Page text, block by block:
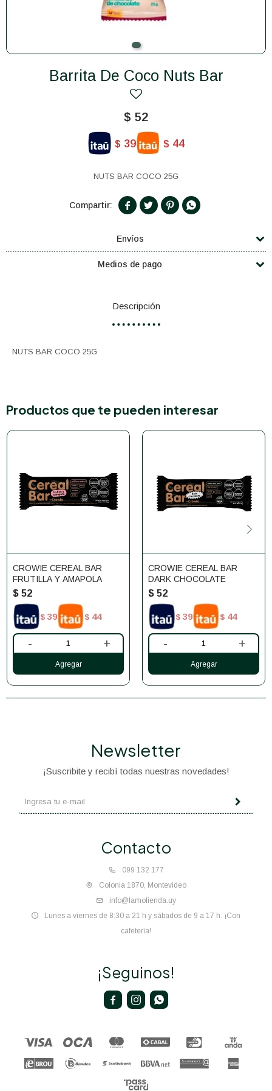
Barrita De Coco Nuts Bar
$ 52
$ 39 $ 44
NUTS BAR COCO 25G
   
Envíos
Medios de pago
Descripción
NUTS BAR COCO 25G
Productos que te pueden interesar
CROWIE CEREAL BAR
FRUTILLA Y AMAPOLA
$ 52
$ 39 $ 44
- +
CROWIE CEREAL BAR
DARK CHOCOLATE
$ 52
$ 39 $ 44
- +
Contacto
099 132 177
Colonia 1870, Montevideo
info@lamolienda.uy
Lunes a viernes de 8:30 a 21 h y sábados de 9 a 17 h. ¡Con
cafetería!
Newsletter
¡Suscribite y recibí todas nuestras novedades!
¡Seguinos!
  